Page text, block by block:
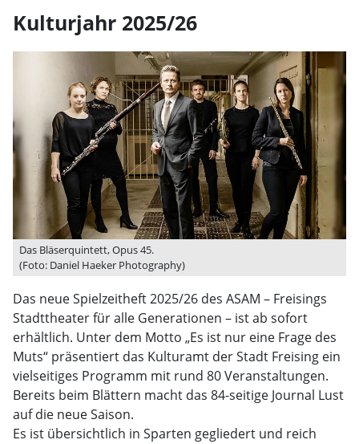
Kulturjahr 2025/26
Das Bläserquintett, Opus 45.
(Foto: Daniel Haeker Photography)
Das neue Spielzeitheft 2025/26 des ASAM – Freisings
Stadttheater für alle Generationen – ist ab sofort
erhältlich. Unter dem Motto „Es ist nur eine Frage des
Muts“ präsentiert das Kulturamt der Stadt Freising ein
vielseitiges Programm mit rund 80 Veranstaltungen.
Bereits beim Blättern macht das 84-seitige Journal Lust
auf die neue Saison.
Es ist übersichtlich in Sparten gegliedert und reich